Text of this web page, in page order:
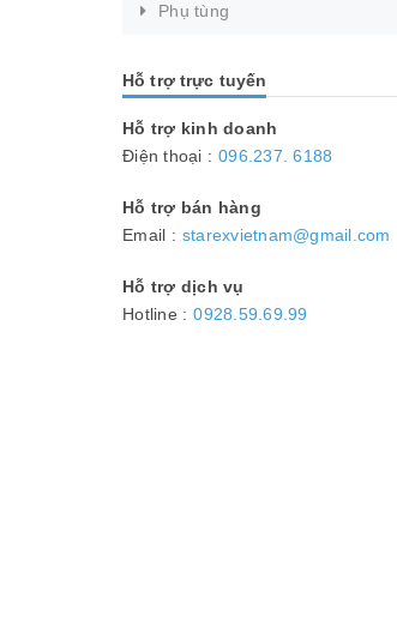
Phụ tùng
Hỗ trợ trực tuyến
Hỗ trợ kinh doanh
Điện thoại : 096.237. 6188
Hỗ trợ bán hàng
Email : starexvietnam@gmail.com
Hỗ trợ dịch vụ
Hotline : 0928.59.69.99